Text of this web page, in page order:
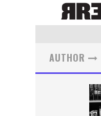
AUTHOR